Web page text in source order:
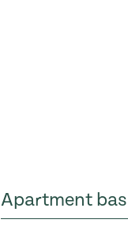
Apartment